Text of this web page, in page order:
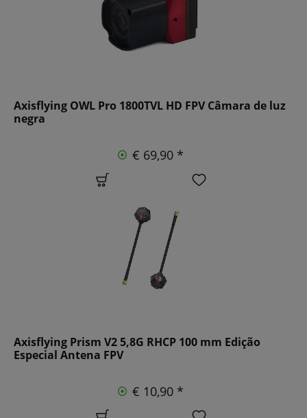
Axisflying OWL Pro 1800TVL HD FPV Câmara de luz
negra
€ 69,90 *
Axisflying Prism V2 5,8G RHCP 100 mm Edição
Especial Antena FPV
€ 10,90 *